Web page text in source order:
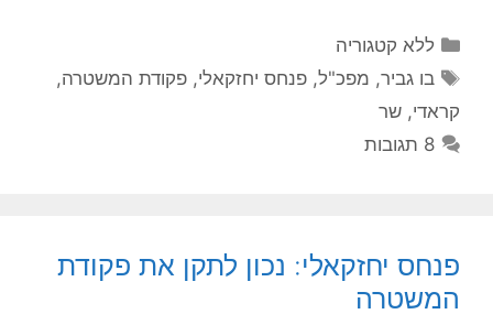
קטגוריות
ללא קטגוריה
תגיות
בו גביר, מפכ"ל,פנחס יחזקאלי,פקודת המשטרה,
קראדי, שר
8 תגובות
פנחס יחזקאלי: נכון לתקן את פקודת
המשטרה